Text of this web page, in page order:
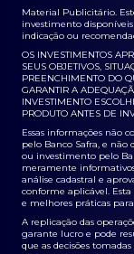
Material Publicitário.
investimento
indicação ou
OS INVESTIMENTOS
SEUS OBJETIVOS,
PREENCHIMENTO DO
GARANTIR A
INVESTIMENTO
PRODUTO ANTES DE
Essas informações não
pelo Banco Safra, e não
ou investimento pelo
meramente
análise cadastral e
conforme aplicável.
e melhores práticas
A replicação das
garante lucro e pode
que as decisões